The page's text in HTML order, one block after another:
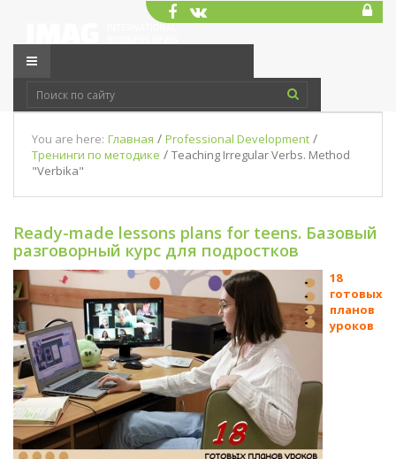
You are here: Главная / Professional Development /
Тренинги по методике / Teaching Irregular Verbs. Method
"Verbika"
Ready-made lessons plans for teens. Базовый
разговорный курс для подростков
18
готовых
планов
уроков